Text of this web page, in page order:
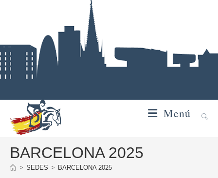
Menú
BARCELONA 2025
> SEDES > BARCELONA 2025